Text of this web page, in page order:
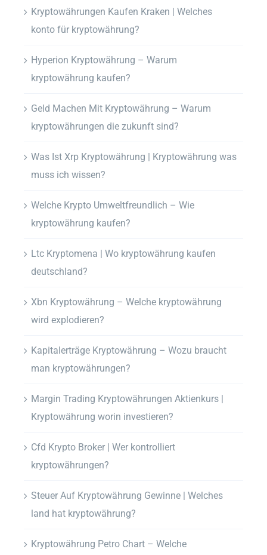
Kryptowährungen Kaufen Kraken | Welches
konto für kryptowährung?
Hyperion Kryptowährung – Warum
kryptowährung kaufen?
Geld Machen Mit Kryptowährung – Warum
kryptowährungen die zukunft sind?
Was Ist Xrp Kryptowährung | Kryptowährung was
muss ich wissen?
Welche Krypto Umweltfreundlich – Wie
kryptowährung kaufen?
Ltc Kryptomena | Wo kryptowährung kaufen
deutschland?
Xbn Kryptowährung – Welche kryptowährung
wird explodieren?
Kapitalerträge Kryptowährung – Wozu braucht
man kryptowährungen?
Margin Trading Kryptowährungen Aktienkurs |
Kryptowährung worin investieren?
Cfd Krypto Broker | Wer kontrolliert
kryptowährungen?
Steuer Auf Kryptowährung Gewinne | Welches
land hat kryptowährung?
Kryptowährung Petro Chart – Welche